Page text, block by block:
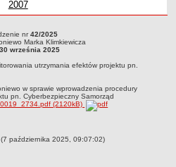
Przestrzennego wybranych
e-mapa
Marek
Klimkiewicz
Marek
2007
Klimkiewicz
Boniewo Marka Klimkiewiczaz dnia 30
procedury monitorowania utrzymania
nr42/2025
Marka Klimkiewicza
30 września 2025
utrzymania efektów projektu pn.
w sprawie wprowadzenia procedury
pn. Cyberbezpieczny Samorząd
(2120kB)
(7 października 2025, 09:07:02)